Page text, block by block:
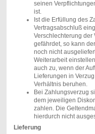
seinen
ist.
Ist die Erfüllung des
Vertragsabschluß
Verschlechterung der
gefährdet, so kann
noch nicht
Weiterarbeit
auch zu, wenn der
Lieferungen in
Verhältnis beruhen.
Bei Zahlungsverzug
dem jeweiligen
zahlen. Die
hierdurch nicht
Lieferung